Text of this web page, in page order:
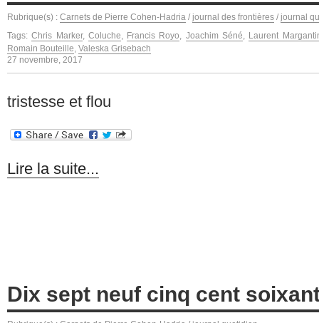
Rubrique(s) : Carnets de Pierre Cohen-Hadria / journal des frontières / journal
Tags:Chris Marker, Coluche, Francis Royo, Joachim Séné, Laurent
Romain Bouteille, Valeska Grisebach
27 novembre, 2017
tristesse et flou
Lire la suite...
Dix sept neuf cinq cent